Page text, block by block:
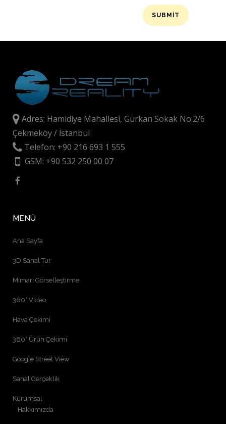
Adres: Hamidiye Mahallesi, Gürkan Sokak No:2/6
Çekmeköy / İstanbul
Telefon: +90 216 693 1 555
GSM: +90 532 250 00 07
MENÜ
Ana Sayfa
3D Sanal Tur
Mimari Görselleştirme
360° Video
Hava Çekimi
360° Ürün Çekimi
Google Street View
Sanal Gerçeklik
Kurumsal
Hakkımızda